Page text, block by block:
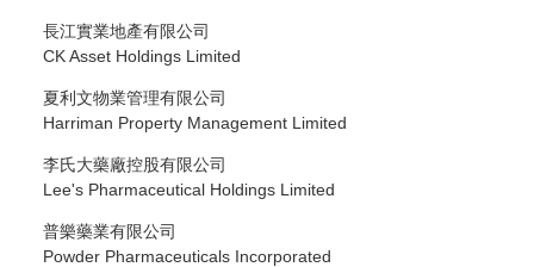
長江實業地產有限公司
CK Asset Holdings Limited
夏利文物業管理有限公司
Harriman Property Management Limited
李氏大藥廠控股有限公司
Lee's Pharmaceutical Holdings Limited
普樂藥業有限公司
Powder Pharmaceuticals Incorporated